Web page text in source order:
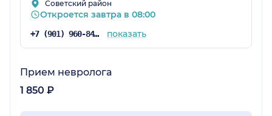
Советский район
Откроется завтра в 08:00
+7 (901) 960-84-72 показать
Прием невролога
1 850 ₽